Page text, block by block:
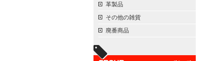
革製品
その他の雑貨
廃番商品